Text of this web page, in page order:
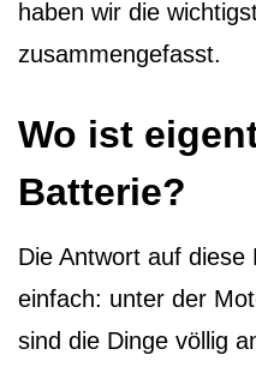
haben wir die
zusammengefasst.
Wo ist
Batterie?
Die Antwort auf
einfach: unter der
sind die Dinge völlig